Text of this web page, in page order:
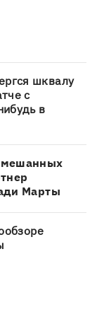
шквалу
с
в
Марты